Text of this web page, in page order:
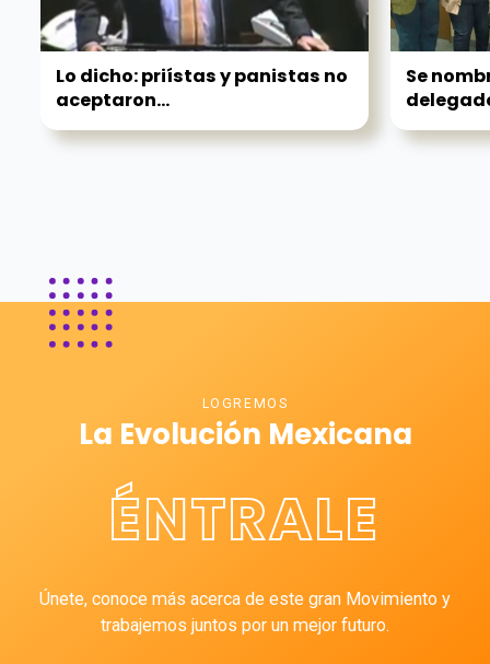
Lo dicho: priístas y panistas no
aceptaron...
Se
LOGREMOS
La Evolución Mexicana
ÉNTRALE
Únete, conoce más acerca de este gran Movimiento y
trabajemos juntos por un mejor futuro.